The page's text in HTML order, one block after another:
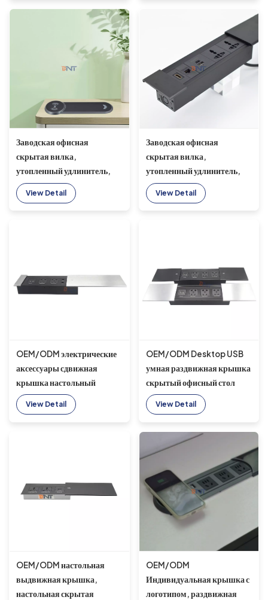
настольная розетка
Заводская офисная
скрытая вилка,
утопленный удлинитель,
настольные розетки с USB-
розеткой для настольного
View Detail
Заводская офисная
скрытая вилка,
утопленный удлинитель,
настольные розетки с USB-
настольной розеткой со
View Detail
OEM/ODM электрические
аксессуары сдвижная
крышка настольный
настольный удлинитель
электрическая розетка
View Detail
OEM/ODM Desktop USB
умная раздвижная крышка
скрытый офисный стол
универсальная настольная
розетка питания
View Detail
OEM/ODM настольная
выдвижная крышка,
настольная скрытая
OEM/ODM
Индивидуальная крышка с
логотипом, раздвижная